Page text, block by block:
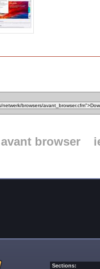
avant browser
Sections: